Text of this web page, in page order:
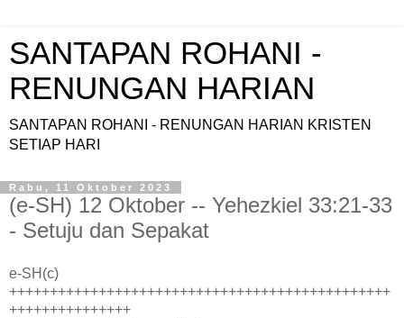
SANTAPAN ROHANI -
RENUNGAN HARIAN
SANTAPAN ROHANI - RENUNGAN HARIAN KRISTEN
SETIAP HARI
Rabu, 11 Oktober 2023
(e-SH) 12 Oktober -- Yehezkiel 33:21-33
- Setuju dan Sepakat
e-SH(c)
+++++++++++++++++++++++++++++++++++++++++++++++
+++++++++++++++